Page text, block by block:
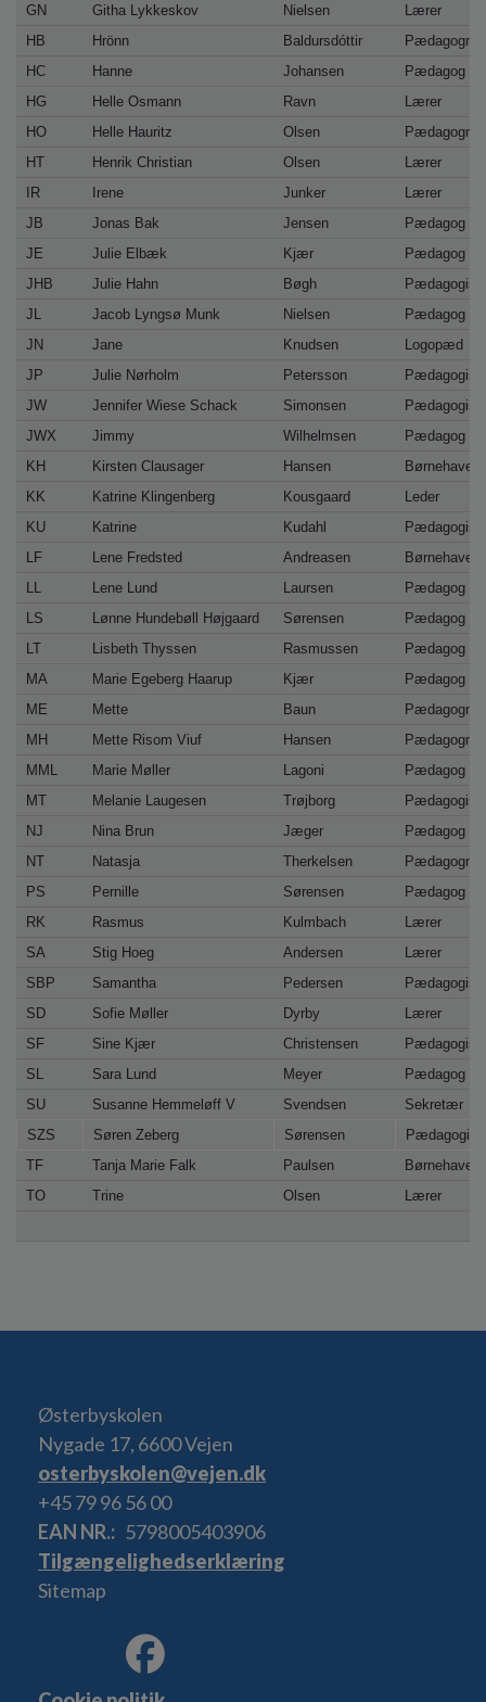
GN
Githa Lykkeskov Nielsen
Lærer
HB
Hrönn Baldursdóttir
HC
Hanne Johansen
Pædagog
HG
Helle Osmann Ravn
Lærer
HO
Helle Hauritz Olsen
HT
Henrik Christian Olsen
Lærer
IR
Irene Junker
Lærer
JB
Jonas Bak Jensen
Pædagog
JE
Julie Elbæk Kjær
Pædagog
JHB
Julie Hahn Bøgh
JL
Jacob Lyngsø Munk Nielsen
Pædagog
JN
Jane Knudsen
Logopæd
JP
Julie Nørholm Petersson
JW
Jennifer Wiese Schack Simonsen
JWX
Jimmy Wilhelmsen
Pædagog
KH
Kirsten Clausager Hansen
KK
Katrine Klingenberg Kousgaard
Leder
KU
Katrine Kudahl
LF
Lene Fredsted Andreasen
LL
Lene Lund Laursen
Pædagog
LS
Lønne Hundebøll Højgaard Sørensen
Pædagog
LT
Lisbeth Thyssen Rasmussen
Pædagog
MA
Marie Egeberg Haarup Kjær
Pædagog
ME
Mette Baun
MH
Mette Risom Viuf Hansen
MML
Marie Møller Lagoni
Pædagog
MT
Melanie Laugesen Trøjborg
NJ
Nina Brun Jæger
Pædagog
NT
Natasja Therkelsen
PS
Pernille Sørensen
Pædagog
RK
Rasmus Kulmbach
Lærer
SA
Stig Hoeg Andersen
Lærer
SBP
Samantha Pedersen
SD
Sofie Møller Dyrby
Lærer
SF
Sine Kjær Christensen
SL
Sara Lund Meyer
Pædagog
SU
Susanne Hemmeløff V Svendsen
Sekretær
SZS
Søren Zeberg Sørensen
TF
Tanja Marie Falk Paulsen
TO
Trine Olsen Lærer
Østerbyskolen
Nygade 17, 6600 Vejen
osterbyskolen@vejen.dk
+45 79 96 56 00
EAN NR.
5798005403906
Tilgængelighedserklæring
Sitemap